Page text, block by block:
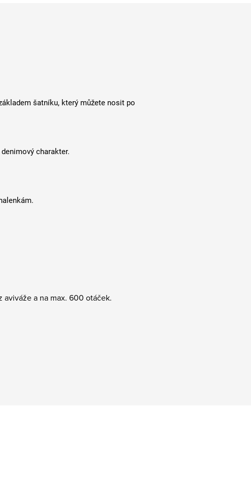
šatníku, který můžete nosit po
charakter.
a na max. 600 otáček.